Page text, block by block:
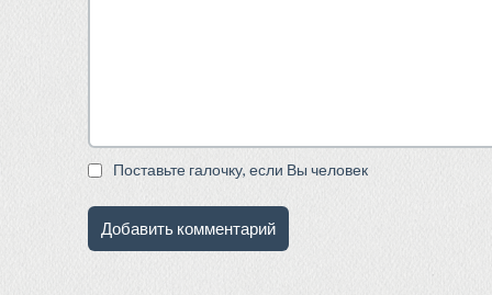
Поставьте галочку, если Вы человек